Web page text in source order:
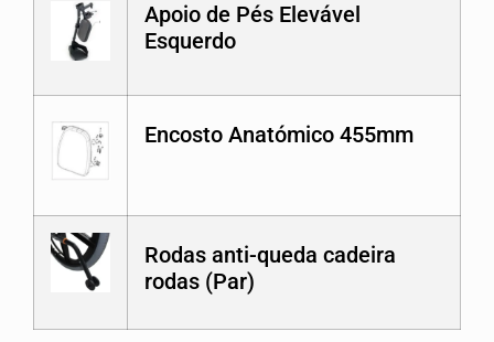
Apoio de Pés Elevável
Esquerdo
Encosto Anatómico 455mm
Rodas anti-queda cadeira
rodas (Par)